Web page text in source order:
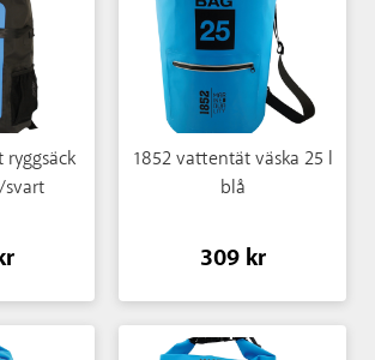
1852 vattentät väska 25 l
blå
309 kr